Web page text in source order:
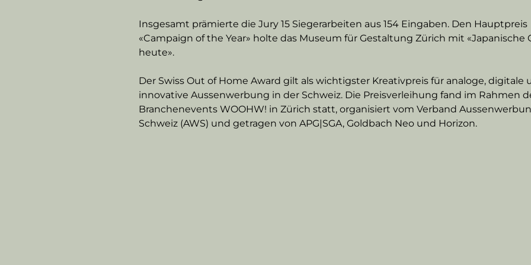
Insgesamt prämierte die Jury 15 Siegerarbeiten aus 154 Eingaben. Den Hauptpreis
«Campaign of the Year» holte das Museum für Gestaltung Zürich mit «Japanische
heute».
Der Swiss Out of Home Award gilt als wichtigster Kreativpreis für analoge, digitale
innovative Aussenwerbung in der Schweiz. Die Preisverleihung fand im Rahmen
Branchenevents WOOHW! in Zürich statt, organisiert vom Verband
Schweiz (AWS) und getragen von APG|SGA, Goldbach Neo und Horizon.